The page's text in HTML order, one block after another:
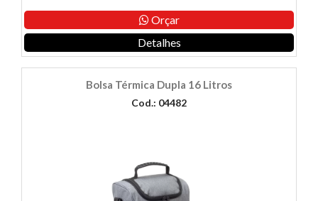
Orçar
Detalhes
Bolsa Térmica Dupla 16 Litros
Cod.: 04482